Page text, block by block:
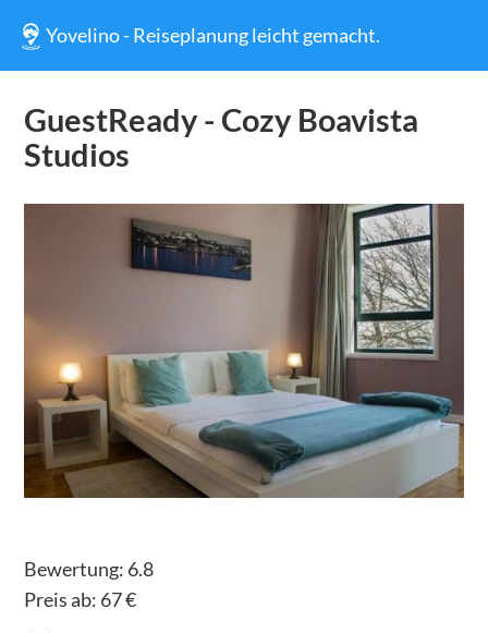
Yovelino - Reiseplanung leicht gemacht.
GuestReady - Cozy Boavista
Studios
Bewertung: 6.8
Preis ab: 67€